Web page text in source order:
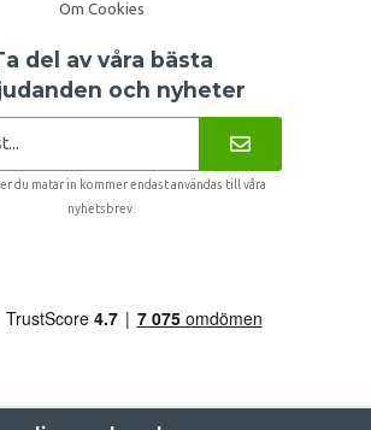
Om Cookies
del av våra bästa
och nyheter
du matar in kommer endast användas till våra
nyhetsbrev.